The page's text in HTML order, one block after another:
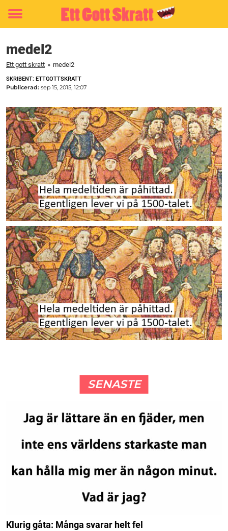
Toggle
medel2
Ett gott skratt » medel2
SKRIBENT: ETTGOTTSKRATT
Publicerad: sep 15, 2015, 12:07
SENASTE
Klurig gåta: Många svarar helt fel